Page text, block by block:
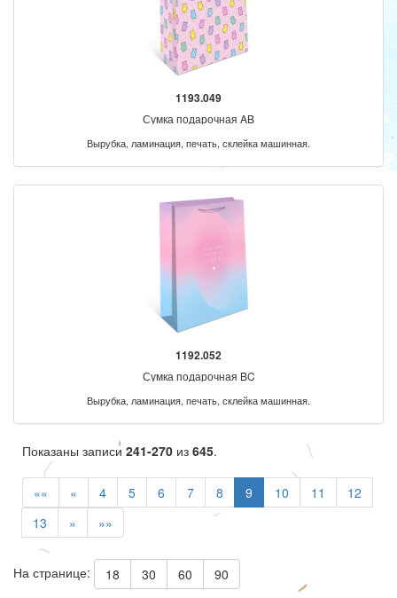
1193.049
Сумка подарочная AB
Вырубка, ламинация, печать, склейка машинная.
1192.052
Сумка подарочная BC
Вырубка, ламинация, печать, склейка машинная.
Показаны записи 241-270 из 645.
«« « 4 5 6 7 8 9 10 11
12
13
» »»
На странице: 18 30 60 90